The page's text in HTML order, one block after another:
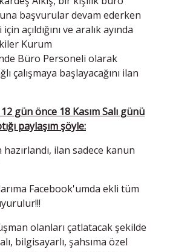
başvurular devam ederken
açıldığını ve aralık ayında
Kurum
Büro Personeli olarak
çalışmaya başlayacağını ilan
12 gün önce 18 Kasım Salı günü
paylaşım şöyle:
ilan sadece kanun
Facebook'umda ekli tüm
olanları çatlatacak şekilde
bilgisayarlı, şahsıma özel